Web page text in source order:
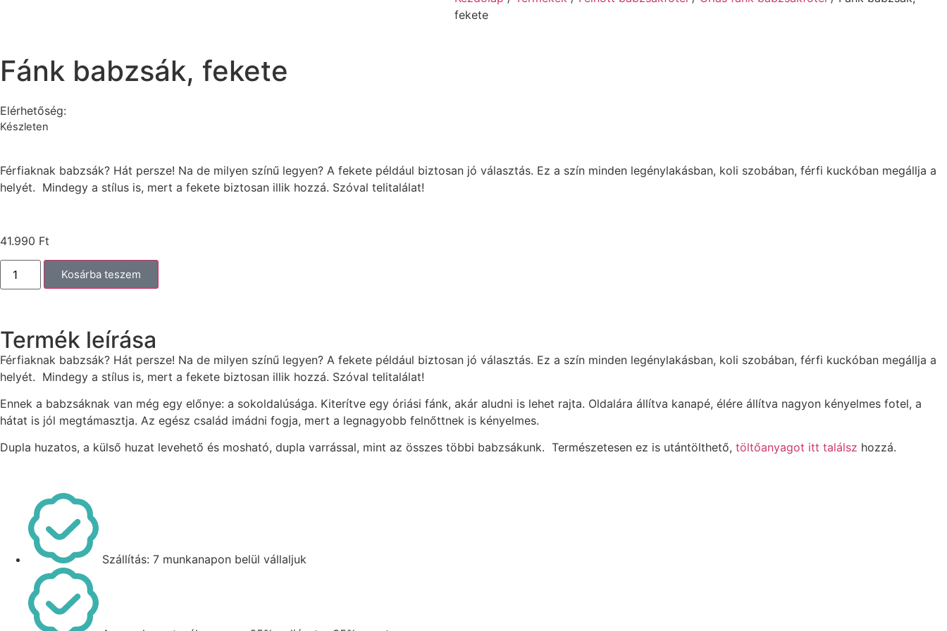
fekete
Fánk babzsák, fekete
Elérhetőség:
Készleten
Férfiaknak babzsák? Hát persze! Na de milyen színű legyen? A fekete például biztosan jó választás. Ez a szín minden legénylakásban, koli szobában, férfi kuckóban megállja a
helyét. Mindegy a stílus is, mert a fekete biztosan illik hozzá. Szóval telitalálat!
41.990 Ft
Kosárba teszem
Termék leírása
Férfiaknak babzsák? Hát persze! Na de milyen színű legyen? A fekete például biztosan jó választás. Ez a szín minden legénylakásban, koli szobában, férfi kuckóban megállja a
helyét. Mindegy a stílus is, mert a fekete biztosan illik hozzá. Szóval telitalálat!
Ennek a babzsáknak van még egy előnye: a sokoldalúsága. Kiterítve egy óriási fánk, akár aludni is lehet rajta. Oldalára állítva kanapé, élére állítva nagyon kényelmes fotel, a
hátat is jól megtámasztja. Az egész család imádni fogja, mert a legnagyobb felnőttnek is kényelmes.
Dupla huzatos, a külső huzat levehető és mosható, dupla varrással, mint az összes többi babzsákunk. Természetesen ez is utántölthető, töltőanyagot itt találsz hozzá.
Szállítás: 7 munkanapon belül vállaljuk